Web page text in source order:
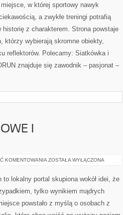
PROFILAKTYKA
w której sportowy nawyk
a zwykłe treningi potrafią
historię z charakterem. Strona powstaje
którzy wybierają skromne obiekty,
reflektorów. Polecamy: Siatkówka i
znajduje się zawodnik – pasjonat –
I
KOMENTOWANIA STARGARD
NARODOWE
I
ZOSTAŁA WYŁĄCZONA
lokalny portal skupiona wokół idei, że
tylko wynikiem mądrych
powstało z myślą o osobach z